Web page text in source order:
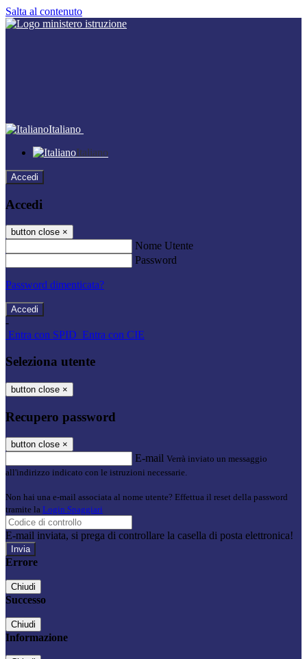
Salta al contenuto
Italiano
Italiano
Accedi
Accedi
button close ×
Nome Utente
Password
Password dimenticata?
-
Entra con SPID Entra con CIE
Seleziona utente
button close ×
Recupero password
button close ×
E-mail Verrà inviato un messaggio
all'indirizzo indicato con le istruzioni necessarie.
Non hai una e-mail associata al nome utente? Effettua il reset della password
tramite la Login Spaggiari
E-mail inviata, si prega di controllare la casella di posta elettronica!
Errore
Chiudi
Successo
Chiudi
Informazione